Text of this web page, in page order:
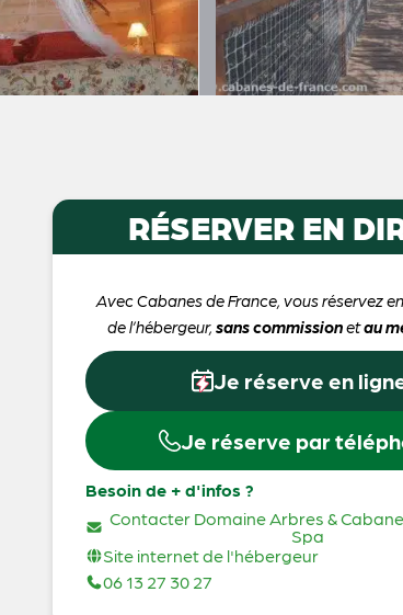
RÉSERVER EN
Avec Cabanes de France, vous réservez
de l’hébergeur, sans commissionetau
Je réserve en
Je réserve par
Besoin de + d'infos ?
Contacter Domaine Arbres &
Spa
Site internet de l'hébergeur
06 13 27 30 27